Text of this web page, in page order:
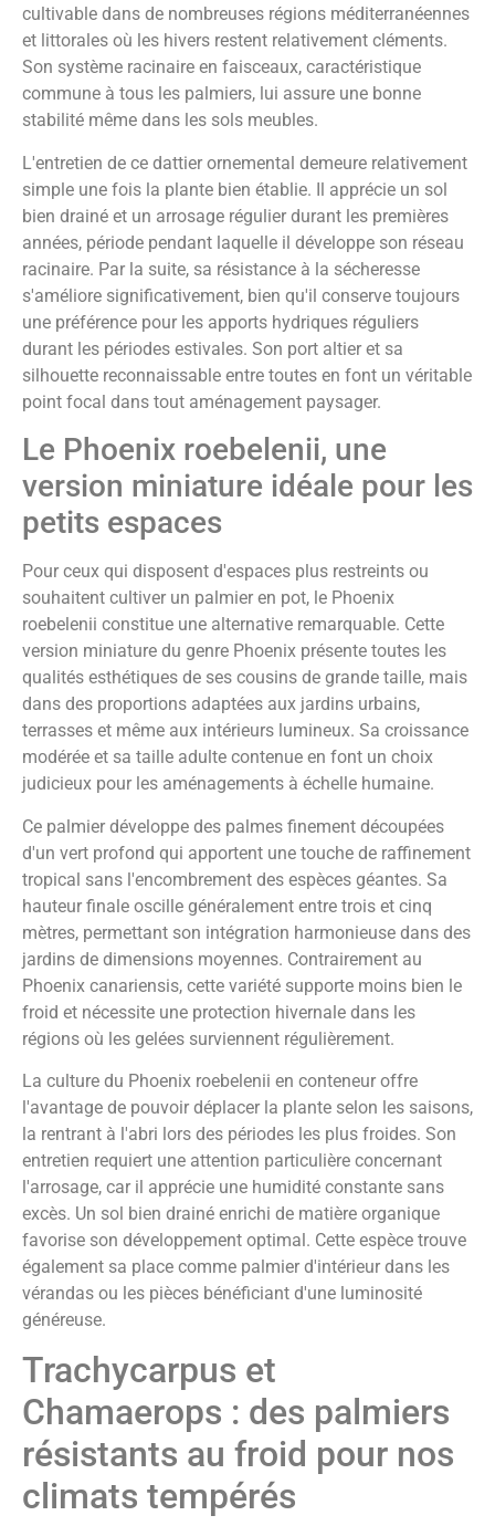
cultivable dans de nombreuses régions méditerranéennes
et littorales où les hivers restent relativement cléments.
Son système racinaire en faisceaux, caractéristique
commune à tous les palmiers, lui assure une bonne
stabilité même dans les sols meubles.
L'entretien de ce dattier ornemental demeure relativement
simple une fois la plante bien établie. Il apprécie un sol
bien drainé et un arrosage régulier durant les premières
années, période pendant laquelle il développe son réseau
racinaire. Par la suite, sa résistance à la sécheresse
s'améliore significativement, bien qu'il conserve toujours
une préférence pour les apports hydriques réguliers
durant les périodes estivales. Son port altier et sa
silhouette reconnaissable entre toutes en font un véritable
point focal dans tout aménagement paysager.
Le Phoenix roebelenii, une
version miniature idéale pour les
petits espaces
Pour ceux qui disposent d'espaces plus restreints ou
souhaitent cultiver un palmier en pot, le Phoenix
roebelenii constitue une alternative remarquable. Cette
version miniature du genre Phoenix présente toutes les
qualités esthétiques de ses cousins de grande taille, mais
dans des proportions adaptées aux jardins urbains,
terrasses et même aux intérieurs lumineux. Sa croissance
modérée et sa taille adulte contenue en font un choix
judicieux pour les aménagements à échelle humaine.
Ce palmier développe des palmes finement découpées
d'un vert profond qui apportent une touche de raffinement
tropical sans l'encombrement des espèces géantes. Sa
hauteur finale oscille généralement entre trois et cinq
mètres, permettant son intégration harmonieuse dans des
jardins de dimensions moyennes. Contrairement au
Phoenix canariensis, cette variété supporte moins bien le
froid et nécessite une protection hivernale dans les
régions où les gelées surviennent régulièrement.
La culture du Phoenix roebelenii en conteneur offre
l'avantage de pouvoir déplacer la plante selon les saisons,
la rentrant à l'abri lors des périodes les plus froides. Son
entretien requiert une attention particulière concernant
l'arrosage, car il apprécie une humidité constante sans
excès. Un sol bien drainé enrichi de matière organique
favorise son développement optimal. Cette espèce trouve
également sa place comme palmier d'intérieur dans les
vérandas ou les pièces bénéficiant d'une luminosité
généreuse.
Trachycarpus et
Chamaerops : des palmiers
résistants au froid pour nos
climats tempérés